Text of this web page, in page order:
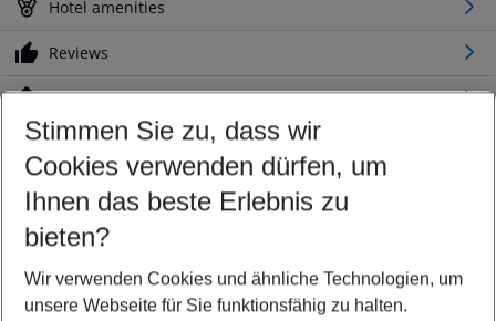
Hotel amenities
Reviews
Location
Customize your offer
Find the perfect deal which suits your best
Your departure airport
Any airport
Select your date range
08/08/26–06/08/27 5-8 nights
Stimmen Sie zu, dass wir
Cookies verwenden dürfen, um
Ihnen das beste Erlebnis zu
bieten?
Wir verwenden Cookies und ähnliche Technologien, um
unsere Webseite für Sie funktionsfähig zu halten.